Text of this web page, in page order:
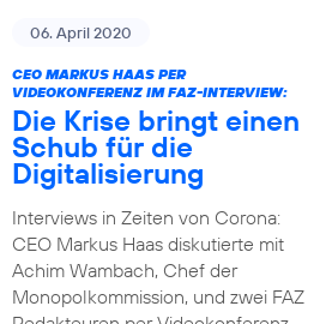
06. April 2020
CEO MARKUS HAAS PER
VIDEOKONFERENZ IM FAZ-INTERVIEW:
Die Krise bringt einen
Schub für die
Digitalisierung
Interviews in Zeiten von Corona:
CEO Markus Haas diskutierte mit
Achim Wambach, Chef der
Monopolkommission, und zwei FAZ